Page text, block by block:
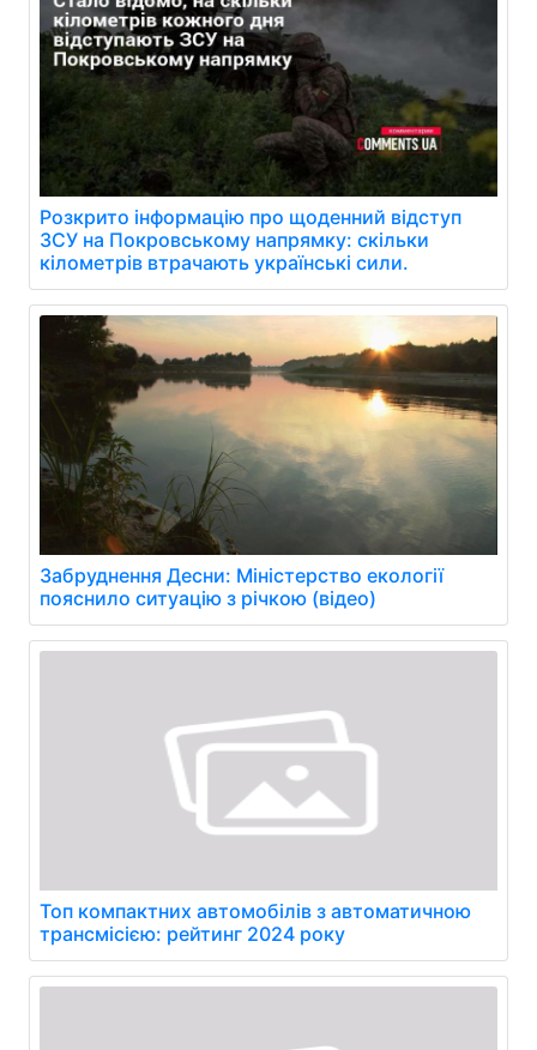
Розкрито інформацію про щоденний відступ
ЗСУ на Покровському напрямку: скільки
кілометрів втрачають українські сили.
Забруднення Десни: Міністерство екології
пояснило ситуацію з річкою (відео)
Топ компактних автомобілів з автоматичною
трансмісією: рейтинг 2024 року